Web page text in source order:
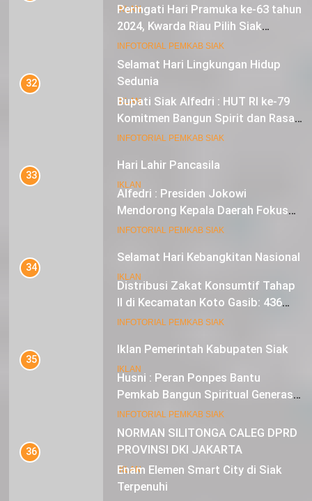
IKLAN
Selamat Hari Lingkungan Hidup
Sedunia
IKLAN
Hari Lahir Pancasila
IKLAN
Selamat Hari Kebangkitan Nasional
IKLAN
Iklan Pemerintah Kabupaten Siak
IKLAN
NORMAN SILITONGA CALEG DPRD
PROVINSI DKI JAKARTA
IKLAN
Peringati Hari Pramuka ke-63 tahun
2024, Kwarda Riau Pilih Siak
Sebagai Tuan Rumah
INFOTORIAL PEMKAB SIAK
32
Bupati Siak Alfedri : HUT RI ke-79
Komitmen Bangun Spirit dan Rasa
Nasionalisme
INFOTORIAL PEMKAB SIAK
33
Alfedri : Presiden Jokowi
Mendorong Kepala Daerah Fokus
pada Inflasi dan Pilkada Serentak
INFOTORIAL PEMKAB SIAK
34
Distribusi Zakat Konsumtif Tahap
II di Kecamatan Koto Gasib: 436
Mustahik Terima Bantuan
INFOTORIAL PEMKAB SIAK
35
Husni : Peran Ponpes Bantu
Pemkab Bangun Spiritual Generasi
Muda
INFOTORIAL PEMKAB SIAK
36
Enam Elemen Smart City di Siak
Terpenuhi